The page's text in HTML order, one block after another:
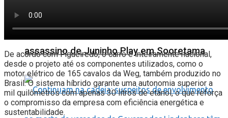
Polícia prende em menos de 24 horas
assassino de Juninho Play em Sooretama
De acordo com Figueiredo, o carro é inteiramente nacional,
desde o projeto até os componentes utilizados, como o
motor elétrico de 165 cavalos da Weg, também produzido no
Brasil. O sistema híbrido garante uma autonomia superior a
mil quilômetros com apenas 30 litros de etanol, o que reforça
o compromisso da empresa com eficiência energética e
sustentabilidade.